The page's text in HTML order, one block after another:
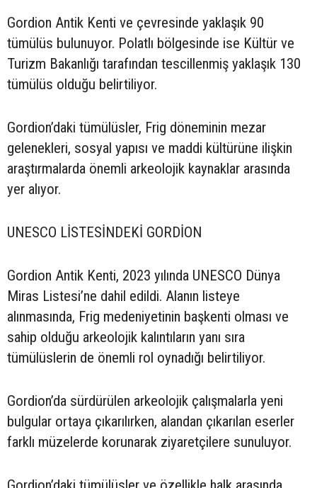
Gordion Antik Kenti ve çevresinde yaklaşık 90
tümülüs bulunuyor. Polatlı bölgesinde ise Kültür ve
Turizm Bakanlığı tarafından tescillenmiş yaklaşık 130
tümülüs olduğu belirtiliyor.
Gordion’daki tümülüsler, Frig döneminin mezar
gelenekleri, sosyal yapısı ve maddi kültürüne ilişkin
araştırmalarda önemli arkeolojik kaynaklar arasında
yer alıyor.
UNESCO LİSTESİNDEKİ GORDİON
Gordion Antik Kenti, 2023 yılında UNESCO Dünya
Miras Listesi’ne dahil edildi. Alanın listeye
alınmasında, Frig medeniyetinin başkenti olması ve
sahip olduğu arkeolojik kalıntıların yanı sıra
tümülüslerin de önemli rol oynadığı belirtiliyor.
Gordion’da sürdürülen arkeolojik çalışmalarla yeni
bulgular ortaya çıkarılırken, alandan çıkarılan eserler
farklı müzelerde korunarak ziyaretçilere sunuluyor.